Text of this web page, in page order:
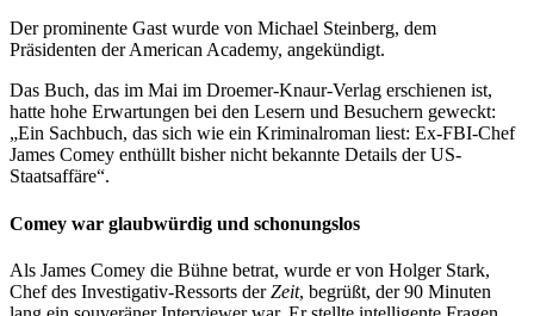
Der prominente Gast wurde von Michael Steinberg, dem
Präsidenten der American Academy, angekündigt.
Das Buch, das im Mai im Droemer-Knaur-Verlag erschienen ist,
hatte hohe Erwartungen bei den Lesern und Besuchern geweckt:
„Ein Sachbuch, das sich wie ein Kriminalroman liest: Ex-FBI-Chef
James Comey enthüllt bisher nicht bekannte Details der US-
Staatsaffäre“.
Comey war glaubwürdig und schonungslos
Als James Comey die Bühne betrat, wurde er von Holger Stark,
Chef des Investigativ-Ressorts derZeit, begrüßt, der 90 Minuten